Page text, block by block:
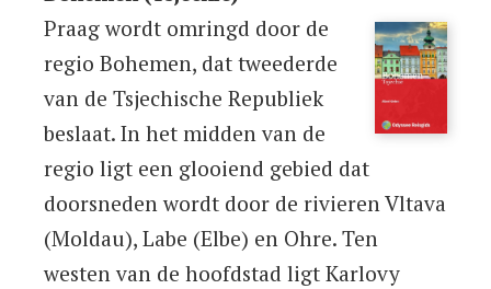
Praag wordt omringd door de
regio Bohemen, dat tweederde
van de Tsjechische Republiek
beslaat. In het midden van de
regio ligt een glooiend gebied dat
doorsneden wordt door de rivieren Vltava
(Moldau), Labe (Elbe) en Ohre. Ten
westen van de hoofdstad ligt Karlovy